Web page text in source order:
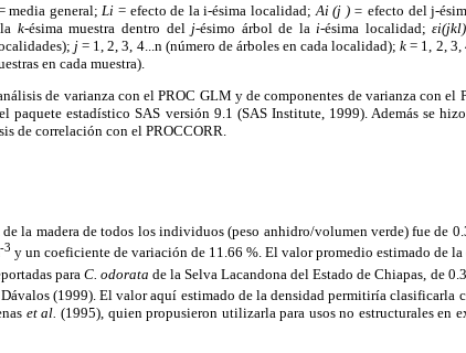
media general; Li = efecto de la i-ésima localidad; Ai (j ) = efecto del j-
k-ésima muestra dentro del j-ésimo árbol de la i-ésima localidad;εi(jkl)
j = 1, 2, 3, 4...n (número de árboles en cada localidad);k = 1, 2, 3,
en cada muestra).
de varianza con el PROC GLM y de componentes de varianza con el
paquete estadístico SAS versión 9.1 (SAS Institute, 1999). Además se
de correlación con el PROCCORR.
la madera de todos los individuos (peso anhidro/volumen verde) fue de
-3 y un coeficiente de variación de 11.66 %. El valor promedio estimado de la
para C. odorata de la Selva Lacandona del Estado de Chiapas, de
(1999). El valor aquí estimado de la densidad permitiría clasificarla
et al. (1995), quien propusieron utilizarla para usos no estructurales en